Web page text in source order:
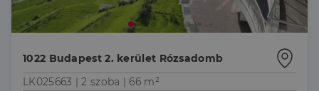
1022 Budapest 2. kerület Rózsadomb
LK025663 |2 szoba | 66 m²